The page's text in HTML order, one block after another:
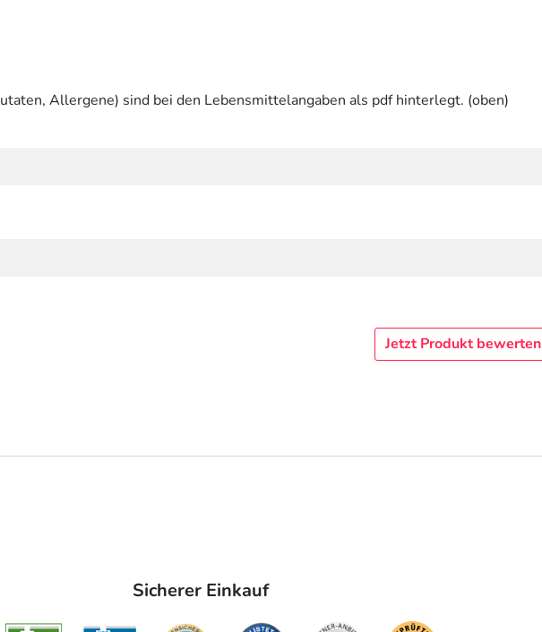
Allergene) sind bei den Lebensmittelangaben als pdf hinterlegt. (oben)
Jetzt Produkt bewerten
Sicherer Einkauf